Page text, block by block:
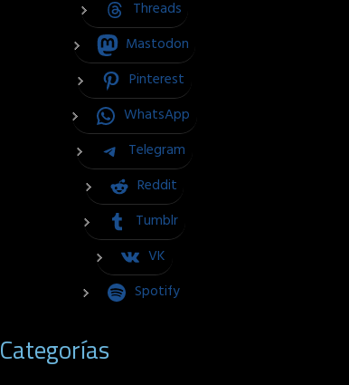
Threads
Mastodon
Pinterest
WhatsApp
Telegram
Reddit
Tumblr
VK
Spotify
Categorías